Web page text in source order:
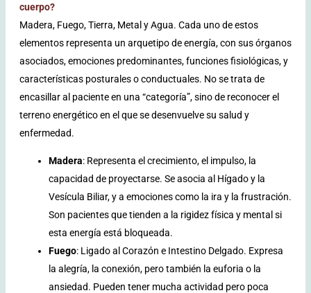
cuerpo?
Madera, Fuego, Tierra, Metal y Agua. Cada uno de estos
elementos representa un arquetipo de energía, con sus órganos
asociados, emociones predominantes, funciones fisiológicas, y
características posturales o conductuales. No se trata de
encasillar al paciente en una “categoría”, sino de reconocer el
terreno energético en el que se desenvuelve su salud y
enfermedad.
Madera: Representa el crecimiento, el impulso, la
capacidad de proyectarse. Se asocia al Hígado y la
Vesícula Biliar, y a emociones como la ira y la frustración.
Son pacientes que tienden a la rigidez física y mental si
esta energía está bloqueada.
Fuego: Ligado al Corazón e Intestino Delgado. Expresa
la alegría, la conexión, pero también la euforia o la
ansiedad. Pueden tener mucha actividad pero poca